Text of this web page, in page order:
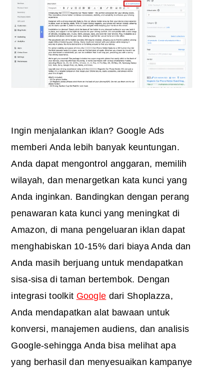
Ingin menjalankan iklan? Google Ads
memberi Anda lebih banyak keuntungan.
Anda dapat mengontrol anggaran, memilih
wilayah, dan menargetkan kata kunci yang
Anda inginkan. Bandingkan dengan perang
penawaran kata kunci yang meningkat di
Amazon, di mana pengeluaran iklan dapat
menghabiskan 10-15% dari biaya Anda dan
Anda masih berjuang untuk mendapatkan
sisa-sisa di taman bertembok. Dengan
integrasi toolkit Google dari Shoplazza,
Anda mendapatkan alat bawaan untuk
konversi, manajemen audiens, dan analisis
Google-sehingga Anda bisa melihat apa
yang berhasil dan menyesuaikan kampanye